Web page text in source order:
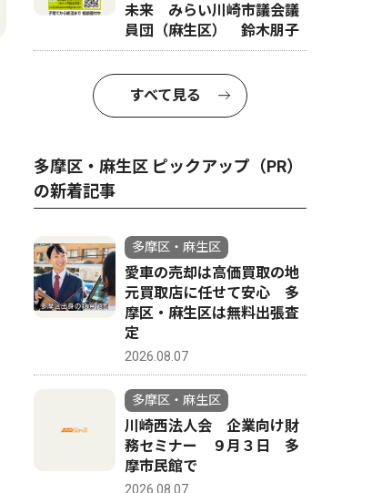
4
未来 みらい川崎市議会議
員団（麻生区） 鈴木朋子
すべて見る
多摩区・麻生区 ピックアップ（PR）
の新着記事
多摩区・麻生区
愛車の売却は高価買取の地
元買取店に任せて安心 多
摩区・麻生区は無料出張査
定
2026.08.07
多摩区・麻生区
川崎西法人会 企業向け財
務セミナー ９月３日 多
摩市民館で
2026.08.07